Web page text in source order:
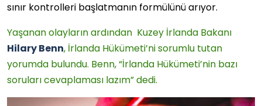
sınır kontrolleri başlatmanın formülünü arıyor.
Yaşanan olayların ardından Kuzey İrlanda Bakanı
Hilary Benn, İrlanda Hükümeti’ni sorumlu tutan
yorumda bulundu. Benn, “İrlanda Hükümeti’nin bazı
soruları cevaplaması lazım” dedi.